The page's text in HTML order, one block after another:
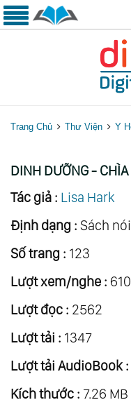
Trang Chủ Thư Viện Y
DINH DƯỠNG -
Tác giả : Lisa Hark
Định dạng : Sách
Số trang : 123
Lượt xem/nghe :
Lượt đọc : 2562
Lượt tải : 1347
Lượt tải AudioBook :
Kích thước : 7.26 MB